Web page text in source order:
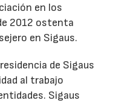
en los
2012 ostenta
en Sigaus.
de Sigaus
al trabajo
Sigaus